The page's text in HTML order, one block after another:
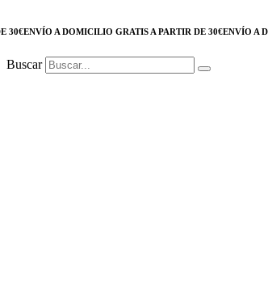
A DOMICILIO GRATIS A PARTIR DE 30€ENVÍO A
Buscar